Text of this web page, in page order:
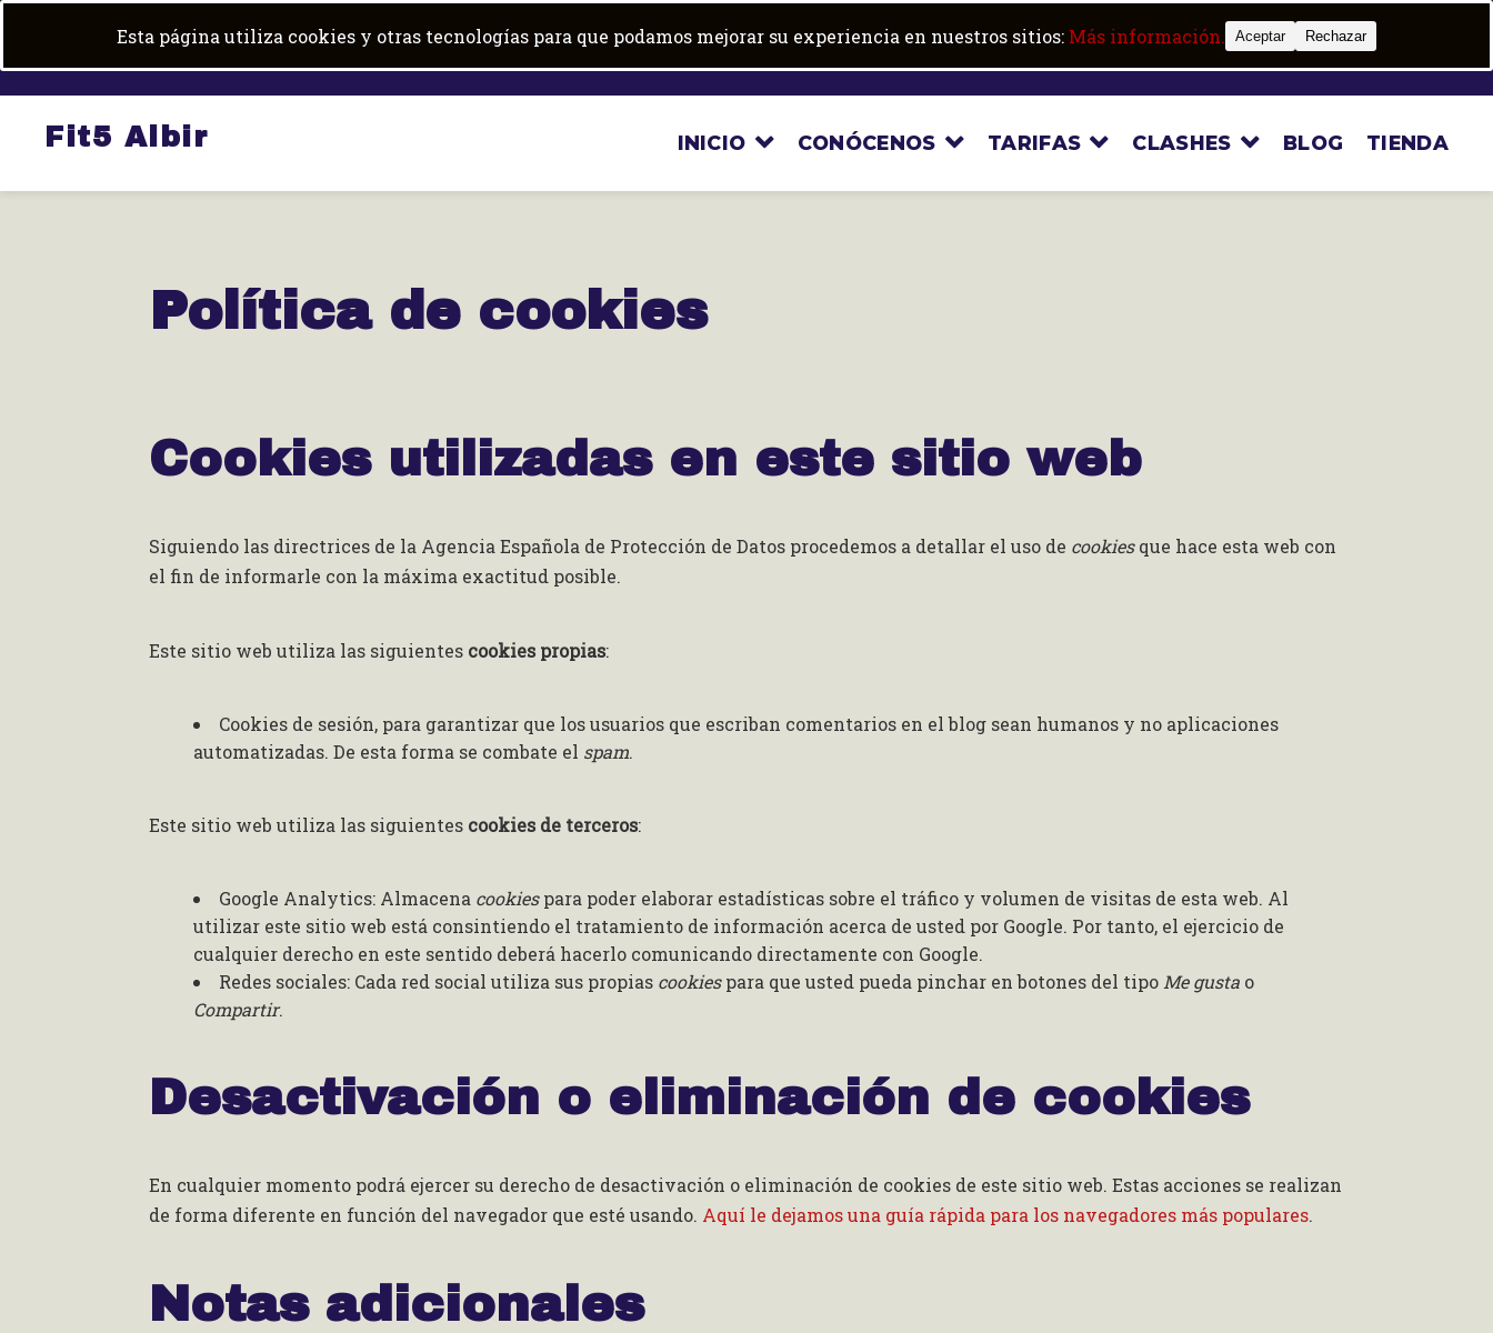
content
+34 684 100 600 fit5albir@gmail.com Trabaja con nosotros Boot camp
Fit5 Albir INICIO CONÓCENOS TARIFAS CLASHES BLOG TIENDA
Política de cookies
Cookies utilizadas en este sitio web
Siguiendo las directrices de la Agencia Española de Protección de Datos procedemos a detallar el uso de cookiesque hace esta web con
el fin de informarle con la máxima exactitud posible.
Este sitio web utiliza las siguientes cookies propias:
Cookies de sesión, para garantizar que los usuarios que escriban comentarios en el blog sean humanos y no aplicaciones
automatizadas. De esta forma se combate el spam.
Este sitio web utiliza las siguientes cookies de terceros:
Google Analytics: Almacena cookiespara poder elaborar estadísticas sobre el tráfico y volumen de visitas de esta web. Al
utilizar este sitio web está consintiendo el tratamiento de información acerca de usted por Google. Por tanto, el ejercicio de
cualquier derecho en este sentido deberá hacerlo comunicando directamente con Google.
Redes sociales: Cada red social utiliza sus propias cookiespara que usted pueda pinchar en botones del tipo Me gusta o
Compartir.
Desactivación o eliminación de cookies
En cualquier momento podrá ejercer su derecho de desactivación o eliminación de cookies de este sitio web. Estas acciones se realizan
de forma diferente en función del navegador que esté usando. Aquí le dejamos una guía rápida para los navegadores más populares.
Notas adicionales
Esta página utiliza cookies y otras tecnologías para que podamos mejorar su experiencia en nuestros sitios: Más información. Aceptar Rechazar